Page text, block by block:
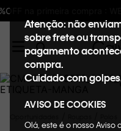
Frete
Atenção: não
sobre frete ou
pagamento
compra.
Cuidado com
AVISO DE COOKIES
Olá, este é o nosso Aviso